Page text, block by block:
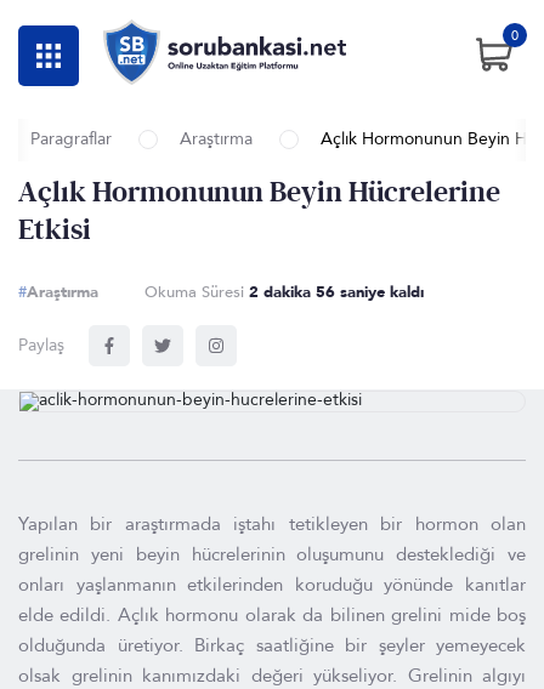
0
Paragraflar Araştırma Açlık Hormonunun Beyin
Açlık Hormonunun Beyin Hücrelerine
Etkisi
#Araştırma Okuma Süresi 2 dakika 56 saniye kaldı
Paylaş
Yapılan bir araştırmada iştahı tetikleyen bir hormon olan
grelinin yeni beyin hücrelerinin oluşumunu desteklediği ve
onları yaşlanmanın etkilerinden koruduğu yönünde kanıtlar
elde edildi. Açlık hormonu olarak da bilinen grelini mide boş
olduğunda üretiyor. Birkaç saatliğine bir şeyler yemeyecek
olsak grelinin kanımızdaki değeri yükseliyor. Grelinin algıyı